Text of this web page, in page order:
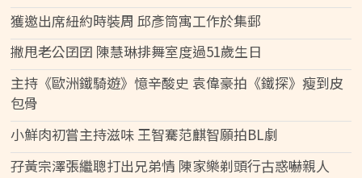
獲邀出席紐約時裝周 邱彥筒寓工作於集郵
撇甩老公囝囝 陳慧琳排舞室度過51歲生日
主持《歐洲鐵騎遊》憶辛酸史 袁偉豪拍《鐵探》瘦到皮
包骨
小鮮肉初嘗主持滋味 王智騫范麒智願拍BL劇
孖黃宗澤張繼聰打出兄弟情 陳家樂剃頭行古惑嚇親人